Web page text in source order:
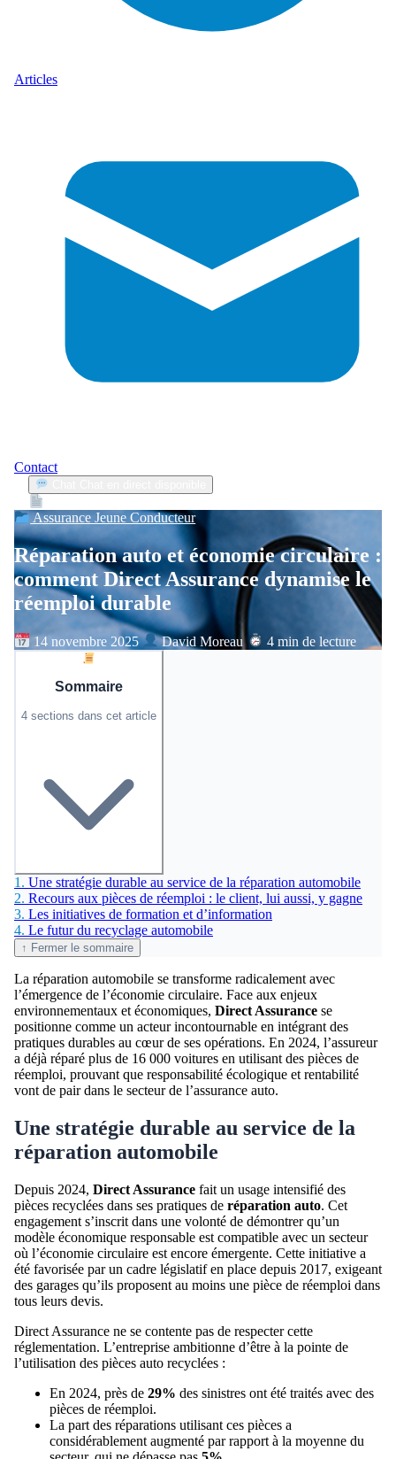
Articles
Contact
Assurance Jeune Conducteur
Réparation auto et économie circulaire :
comment Direct Assurance dynamise le
réemploi durable
14 novembre 2025 David Moreau 4 min de lecture
Sommaire
4 sections dans cet article
1. Une stratégie durable au service de la réparation automobile
2. Recours aux pièces de réemploi : le client, lui aussi, y gagne
3. Les initiatives de formation et d’information
4. Le futur du recyclage automobile
↑ Fermer le sommaire
La réparation automobile se transforme radicalement avec
l’émergence de l’économie circulaire. Face aux enjeux
environnementaux et économiques, Direct Assurance se
positionne comme un acteur incontournable en intégrant des
pratiques durables au cœur de ses opérations. En 2024, l’assureur
a déjà réparé plus de 16 000 voitures en utilisant des pièces de
réemploi, prouvant que responsabilité écologique et rentabilité
vont de pair dans le secteur de l’assurance auto.
Une stratégie durable au service de la
réparation automobile
Depuis 2024, Direct Assurance fait un usage intensifié des
pièces recyclées dans ses pratiques de réparation auto. Cet
engagement s’inscrit dans une volonté de démontrer qu’un
modèle économique responsable est compatible avec un secteur
où l’économie circulaire est encore émergente. Cette initiative a
été favorisée par un cadre législatif en place depuis 2017, exigeant
des garages qu’ils proposent au moins une pièce de réemploi dans
tous leurs devis.
Direct Assurance ne se contente pas de respecter cette
réglementation. L’entreprise ambitionne d’être à la pointe de
l’utilisation des pièces auto recyclées :
En 2024, près de 29% des sinistres ont été traités avec des
pièces de réemploi.
La part des réparations utilisant ces pièces a
considérablement augmenté par rapport à la moyenne du